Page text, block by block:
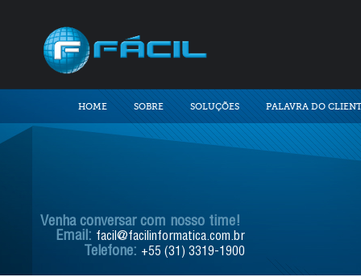
HOME SOBRE SOLUÇÕES PALAVRA DO
Venha conversar com nosso time!
Email: facil@facilinformatica.com.br
Telefone: +55 (31) 3319-1900